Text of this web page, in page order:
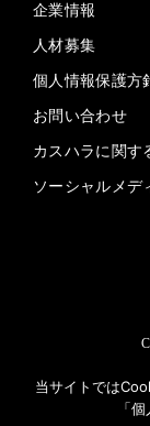
企業情報
人材募集
個人情報保護方
お問い合わせ
カスハラに関す
ソーシャルメデ
当サイトでは
「個